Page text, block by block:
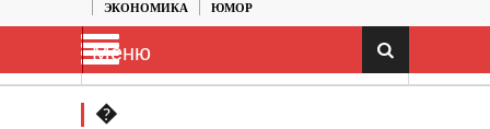
ЭКОНОМИКА
ЮМОР
Меню
�